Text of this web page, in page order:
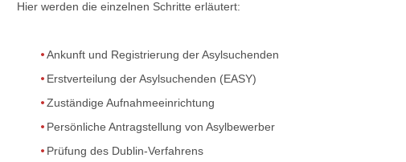
Hier werden die einzelnen Schritte erläutert:
Ankunft und Registrierung der Asylsuchenden
Erstverteilung der Asylsuchenden (EASY)
Zuständige Aufnahmeeinrichtung
Persönliche Antragstellung von Asylbewerber
Prüfung des Dublin-Verfahrens